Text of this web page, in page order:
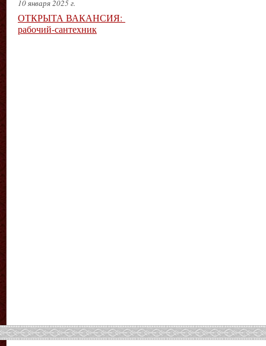
10 января 2025 г.
ОТКРЫТА ВАКАНСИЯ:
рабочий-сантехник